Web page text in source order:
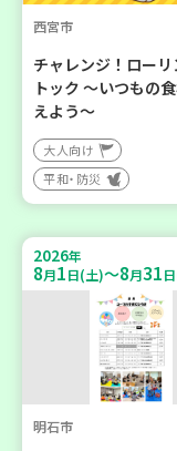
西宮市
チャレンジ！ローリ
トック ～いつもの
えよう～
大人向け
平和・防災
2026年
8月1日(土)～8月31
明石市